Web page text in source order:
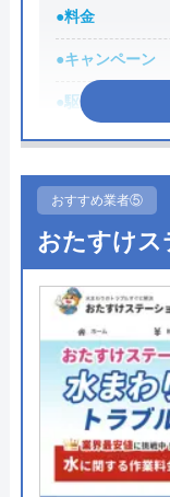
創業・設立
所在地
アトム電器
on
※クチコミの内容につ
8
●料金
●キャンペーン
●駆けつけ時間
●受付時間
●定休日
●出張見積もり
●支払い方法
●累計実績
●保証・保険
水の生活救
おすすめ業者⑤
おたすけス